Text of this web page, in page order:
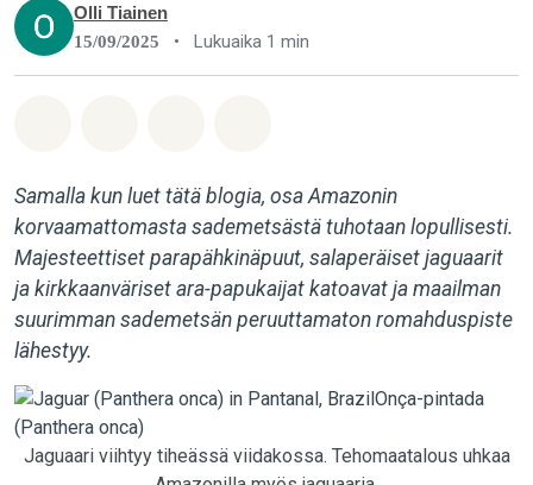
Olli Tiainen
15/09/2025 • Lukuaika 1 min
Samalla kun luet tätä blogia, osa Amazonin
korvaamattomasta sademetsästä tuhotaan lopullisesti.
Majesteettiset parapähkinäpuut, salaperäiset jaguaarit
ja kirkkaanväriset ara-papukaijat katoavat ja maailman
suurimman sademetsän peruuttamaton romahduspiste
lähestyy.
Jaguaari viihtyy tiheässä viidakossa. Tehomaatalous uhkaa